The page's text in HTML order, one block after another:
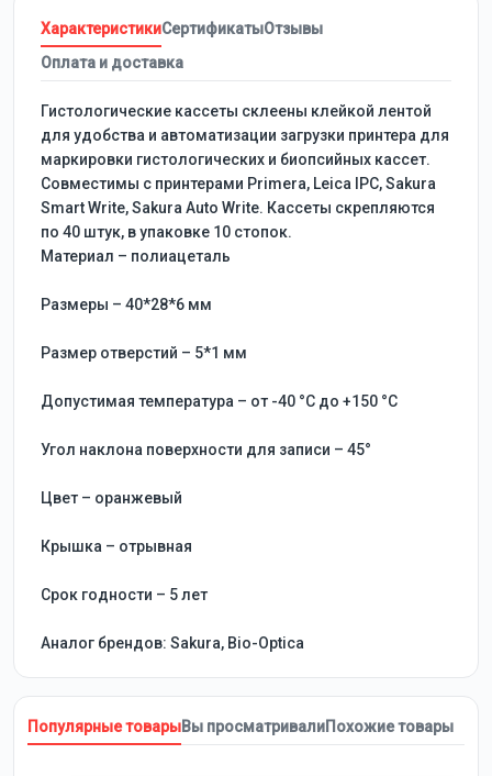
ХарактеристикиСертификатыОтзывы
Оплата и доставка
Гистологические кассеты склеены клейкой лентой
для удобства и автоматизации загрузки принтера для
маркировки гистологических и биопсийных кассет.
Совместимы с принтерами Primera, Leica IPC, Sakura
Smart Write, Sakura Auto Write. Кассеты скрепляются
по 40 штук, в упаковке 10 стопок.
Материал – полиацеталь
Размеры – 40*28*6 мм
Размер отверстий – 5*1 мм
Допустимая температура – от -40 °C до +150 °C
Угол наклона поверхности для записи – 45°
Цвет – оранжевый
Крышка – отрывная
Срок годности – 5 лет
Аналог брендов: Sakura, Bio-Optica
Популярные товарыВы просматривалиПохожие товары